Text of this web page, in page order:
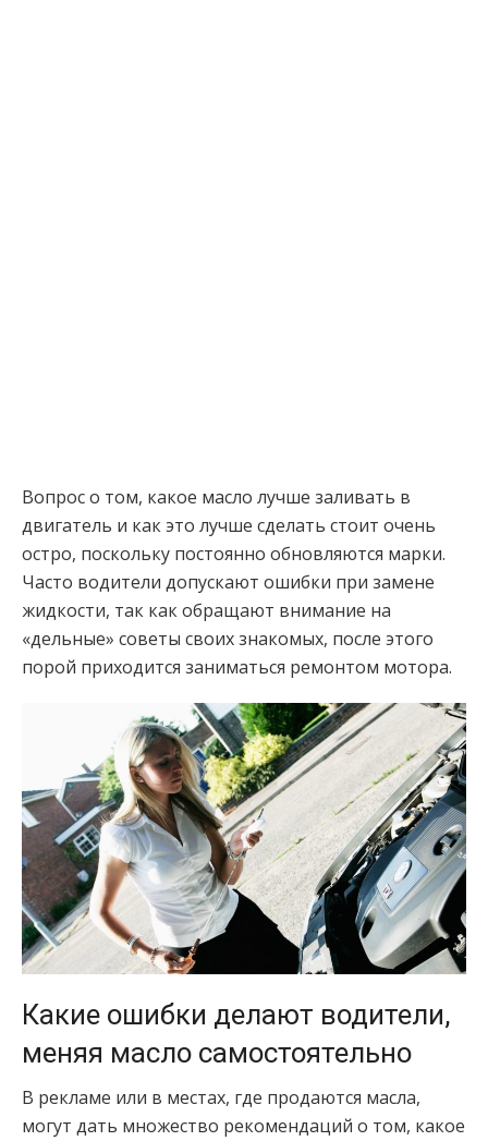
Вопрос о том, какое масло лучше заливать в
двигатель и как это лучше сделать стоит очень
остро, поскольку постоянно обновляются марки.
Часто водители допускают ошибки при замене
жидкости, так как обращают внимание на
«дельные» советы своих знакомых, после этого
порой приходится заниматься ремонтом мотора.
Какие ошибки делают водители,
меняя масло самостоятельно
В рекламе или в местах, где продаются масла,
могут дать множество рекомендаций о том, какое